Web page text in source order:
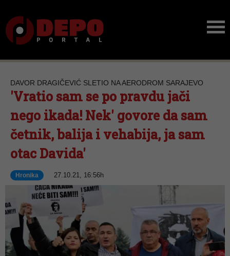
DAVOR DRAGIČEVIĆ SLETIO NA AERODROM SARAJEVO
'Vratio sam se po pravdu jači
nego ikada! Nek' govore da sam
četnik, balija i vehabija, ja sam
otac Davida'
Hronika 27.10.21, 16:56h